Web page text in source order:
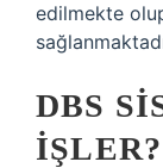
edilmekte
DBS
IŞLER?